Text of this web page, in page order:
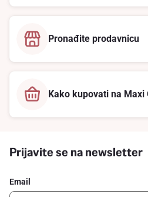
Pronađite prodavnicu
Kako kupovati na Maxi
Prijavite se na newsletter
Email